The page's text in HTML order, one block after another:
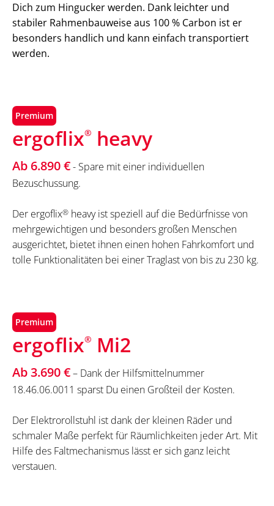
Premium
ergoflix® heavy
Ab 6.890 €- Spare mit einer individuellen
Bezuschussung.
Der ergoflix® heavy ist speziell auf die Bedürfnisse von
mehrgewichtigen und besonders großen Menschen
ausgerichtet, bietet ihnen einen hohen Fahrkomfort und
tolle Funktionalitäten bei einer Traglast von bis zu 230 kg.
Dich zum Hingucker werden. Dank leichter und
stabiler Rahmenbauweise aus 100 % Carbon ist er
besonders handlich und kann einfach transportiert
werden.
Premium
ergoflix® Mi2
Ab 3.690 €– Dank der Hilfsmittelnummer
18.46.06.0011 sparst Du einen Großteil der Kosten.
Der Elektrorollstuhl ist dank der kleinen Räder und
schmaler Maße perfekt für Räumlichkeiten jeder Art. Mit
Hilfe des Faltmechanismus lässt er sich ganz leicht
verstauen.